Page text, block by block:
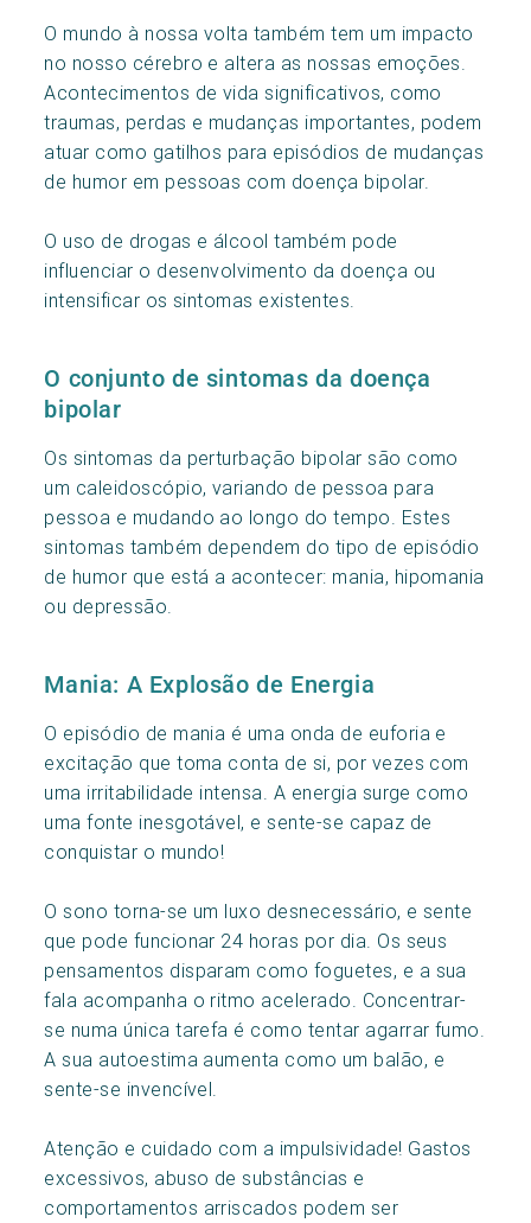
O mundo à nossa volta também tem um impacto
no nosso cérebro e altera as nossas emoções.
Acontecimentos de vida significativos, como
traumas, perdas e mudanças importantes, podem
atuar como gatilhos para episódios de mudanças
de humor em pessoas com doença bipolar.
O uso de drogas e álcool também pode
influenciar o desenvolvimento da doença ou
intensificar os sintomas existentes.
O conjunto de sintomas da doença
bipolar
Os sintomas da perturbação bipolar são como
um caleidoscópio, variando de pessoa para
pessoa e mudando ao longo do tempo. Estes
sintomas também dependem do tipo de episódio
de humor que está a acontecer: mania, hipomania
ou depressão.
Mania: A Explosão de Energia
O episódio de mania é uma onda de euforia e
excitação que toma conta de si, por vezes com
uma irritabilidade intensa. A energia surge como
uma fonte inesgotável, e sente-se capaz de
conquistar o mundo!
O sono torna-se um luxo desnecessário, e sente
que pode funcionar 24 horas por dia. Os seus
pensamentos disparam como foguetes, e a sua
fala acompanha o ritmo acelerado. Concentrar-
se numa única tarefa é como tentar agarrar fumo.
A sua autoestima aumenta como um balão, e
sente-se invencível.
Atenção e cuidado com a impulsividade! Gastos
excessivos, abuso de substâncias e
comportamentos arriscados podem ser